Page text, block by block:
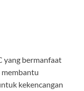
yang bermanfaat
kekencangan